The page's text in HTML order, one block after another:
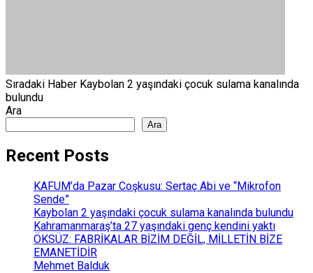
Sıradaki Haber Kaybolan 2 yaşındaki çocuk sulama kanalında
bulundu
Ara
Ara
Recent Posts
KAFUM’da Pazar Coşkusu: Sertaç Abi ve “Mikrofon
Sende”
Kaybolan 2 yaşındaki çocuk sulama kanalında bulundu
Kahramanmaraş’ta 27 yaşındaki genç kendini yaktı
ÖKSÜZ: FABRİKALAR BİZİM DEĞİL, MİLLETİN BİZE
EMANETİDİR
Mehmet Balduk